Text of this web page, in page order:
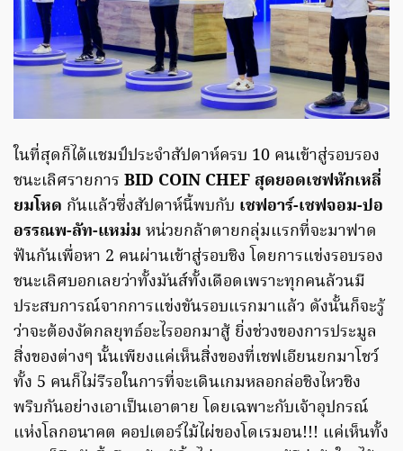
ในที่สุดก็ได้แชมป์ประจำสัปดาห์ครบ 10 คนเข้าสู่รอบรอง
ชนะเลิศรายการ BID COIN CHEF สุดยอดเชฟหักเหลี่
ยมโหด กันแล้วซึ่งสัปดาห์นี้พบกับ เชฟอาร์-เชฟจอม-ปอ
อรรณพ-ลัท-แหม่ม หน่วยกล้าตายกลุ่มแรกที่จะมาฟาด
ฟันกันเพื่อหา 2 คนผ่านเข้าสู่รอบชิง โดยการแข่งรอบรอง
ชนะเลิศบอกเลยว่าทั้งมันส์ทั้งเดือดเพราะทุกคนล้วนมี
ประสบการณ์จากการแข่งขันรอบแรกมาแล้ว ดังนั้นก็จะรู้
ว่าจะต้องงัดกลยุทธ์อะไรออกมาสู้ ยิ่งช่วงของการประมูล
สิ่งของต่างๆ นั้นเพียงแค่เห็นสิ่งของที่เชฟเอียนยกมาโชว์
ทั้ง 5 คนก็ไม่รีรอในการที่จะเดินเกมหลอกล่อชิงไหวชิง
พริบกันอย่างเอาเป็นเอาตาย โดยเฉพาะกับเจ้าอุปกรณ์
แห่งโลกอนาคต คอปเตอร์ไม้ไผ่ของโดเรมอน!!! แค่เห็นทั้ง